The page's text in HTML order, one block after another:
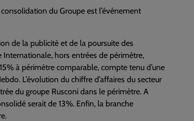
du Groupe est l’événement
de la publicité et de la poursuite des
hors entrées de périmètre,
à périmètre comparable, compte tenu d’une
L’évolution du chiffre d’affaires du secteur
du groupe Rusconi dans le périmètre. A
serait de 13%. Enfin, la branche